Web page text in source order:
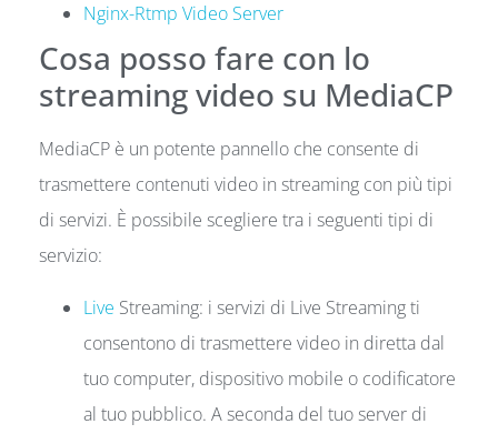
Nginx-Rtmp Video Server
Cosa posso fare con lo
streaming video su MediaCP
MediaCP è un potente pannello che consente di
trasmettere contenuti video in streaming con più tipi
di servizi. È possibile scegliere tra i seguenti tipi di
servizio:
Live Streaming: i servizi di Live Streaming ti
consentono di trasmettere video in diretta dal
tuo computer, dispositivo mobile o codificatore
al tuo pubblico. A seconda del tuo server di